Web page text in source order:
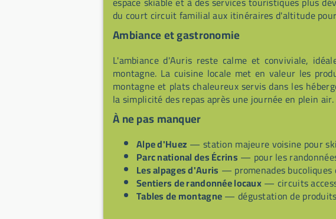
du court circuit familial aux itinéraires d'altitude
Ambiance et gastronomie
L'ambiance d'Auris reste calme et conviviale,
montagne. La cuisine locale met en valeur les
montagne et plats chaleureux servis dans les
la simplicité des repas après une journée en plein air.
À ne pas manquer
Alpe d'Huez — station majeure voisine pour
Parc national des Écrins — pour les
Les alpages d'Auris — promenades
Sentiers de randonnée locaux— circuits
Tables de montagne— dégustation de